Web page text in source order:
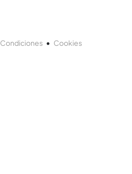
Condiciones• Cookies